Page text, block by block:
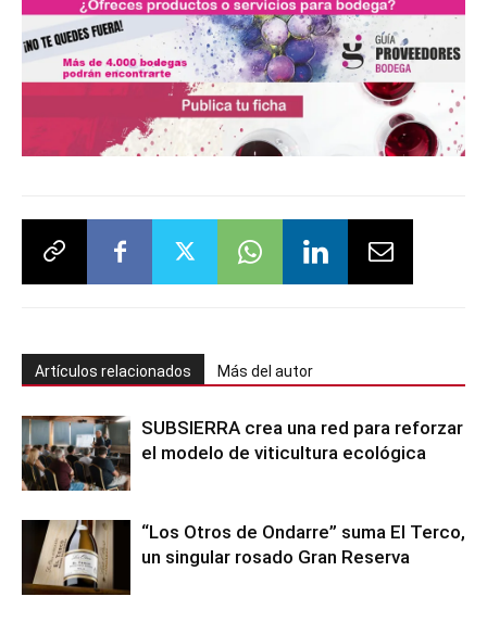
Artículos relacionados Más del autor
SUBSIERRA crea una red para reforzar
el modelo de viticultura ecológica
“Los Otros de Ondarre” suma El Terco,
un singular rosado Gran Reserva